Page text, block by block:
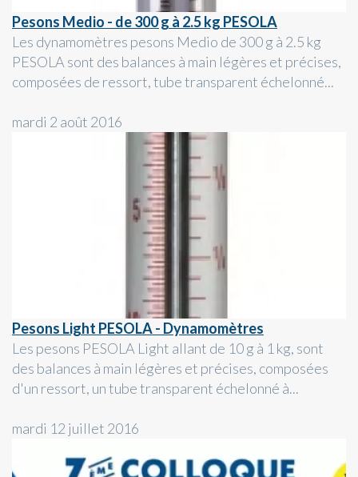
Pesons Medio - de 300 g à 2.5 kg PESOLA
Les dynamomètres pesons Medio de 300 g à 2.5 kg
PESOLA sont des balances à main légères et précises,
composées de ressort, tube transparent échelonné...
mardi 2 août 2016
Pesons Light PESOLA - Dynamomètres
Les pesons PESOLA Light allant de 10 g à 1 kg, sont
des balances à main légères et précises, composées
d'un ressort, un tube transparent échelonné à...
mardi 12 juillet 2016